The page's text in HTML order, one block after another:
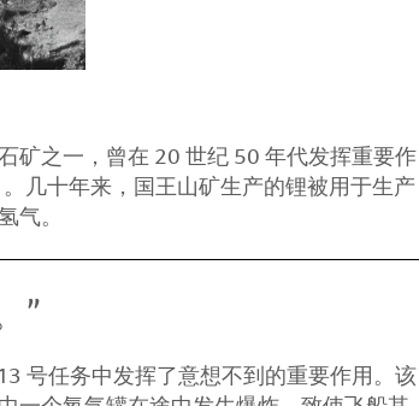
矿之一，曾在 20 世纪 50 年代发挥重要作
几十年来，国王山矿生产的锂被用于生产
气。
”
号任务中发挥了意想不到的重要作用。该